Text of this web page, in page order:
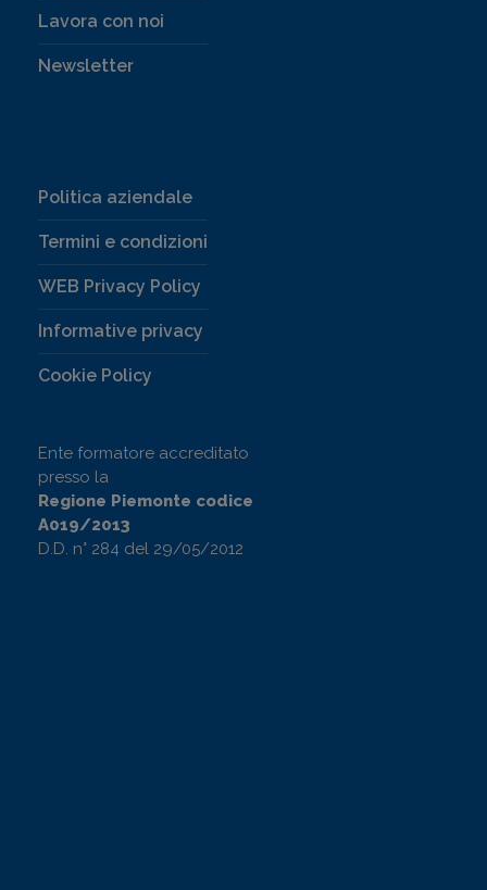
Lavora con noi
Newsletter
Politica aziendale
Termini e condizioni
WEB Privacy Policy
Informative privacy
Cookie Policy
Ente formatore accreditato
presso la
Regione Piemonte codice
A019/2013
D.D. n° 284 del 29/05/2012